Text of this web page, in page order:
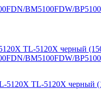
TL-5120X черный
BM5100FDW/